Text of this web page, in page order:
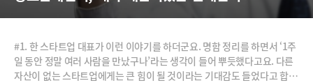
#1. 한 스타트업 대표가 이런 이야기를 하더군요. 명함 정리를 하면서 ‘1주
일 동안 정말 여러 사람을 만났구나’라는 생각이 들어 뿌듯했다고요. 다른
자산이 없는 스타트업에게는 큰 힘이 될 것이라는 기대감도 들었다고 합니